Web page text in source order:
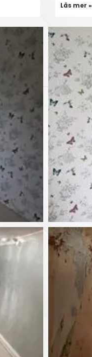
Läs mer »